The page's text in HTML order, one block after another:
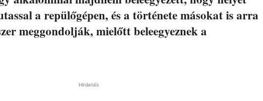
a repülőgépen, és a története másokat is arra
meggondolják, mielőtt beleegyeznek a
Hirdetés